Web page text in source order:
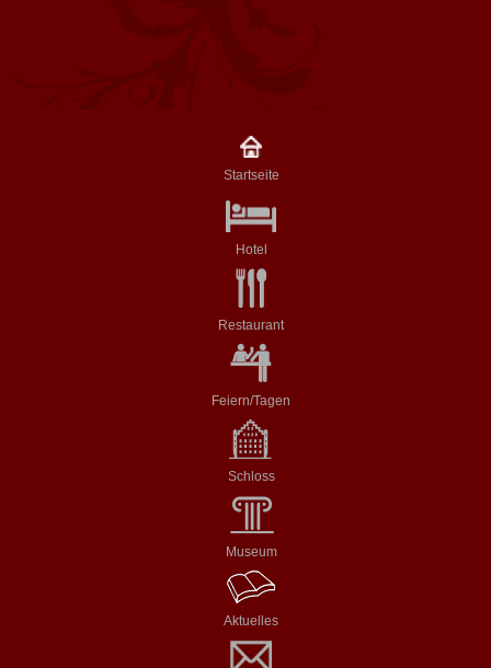
Startseite
Hotel
Restaurant
Feiern/Tagen
Schloss
Museum
Aktuelles